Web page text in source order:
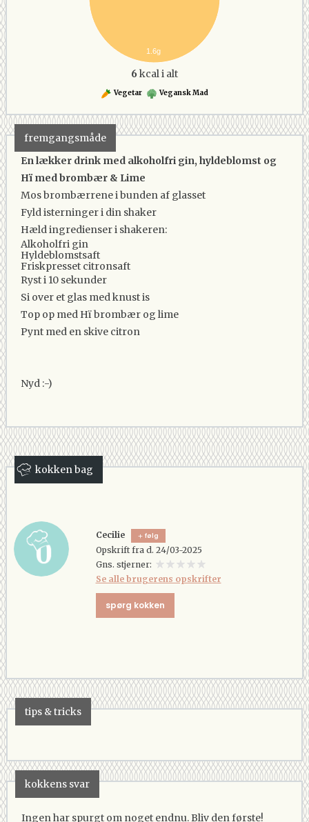
1.6g
6 kcal i alt
Vegetar Vegansk Mad
fremgangsmåde
En lækker drink med alkoholfri gin, hyldeblomst og
Hï med brombær & Lime
Mos brombærrene i bunden af glasset
Fyld isterninger i din shaker
Hæld ingredienser i shakeren:
Alkoholfri gin
Hyldeblomstsaft
Friskpresset citronsaft
Ryst i 10 sekunder
Si over et glas med knust is
Top op med Hï brombær og lime
Pynt med en skive citron
Nyd :-)
kokken bag
Cecilie følg
Opskrift fra d. 24/03-2025
Gns. stjerner:
Se alle brugerens opskrifter
spørg kokken
tips & tricks
kokkens svar
Ingen har spurgt om noget endnu. Bliv den første!